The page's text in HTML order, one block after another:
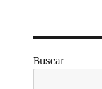
Buscar